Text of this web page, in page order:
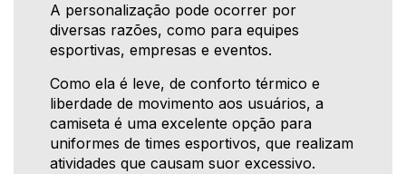
A personalização pode ocorrer por
diversas razões, como para equipes
esportivas, empresas e eventos.
Como ela é leve, de conforto térmico e
liberdade de movimento aos usuários, a
camiseta é uma excelente opção para
uniformes de times esportivos, que realizam
atividades que causam suor excessivo.